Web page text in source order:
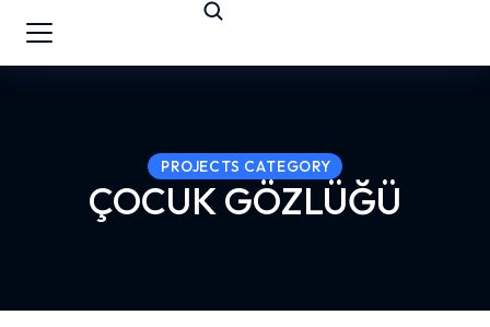
PROJECTS CATEGORY
ÇOCUK GÖZLÜĞÜ